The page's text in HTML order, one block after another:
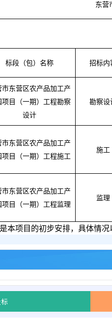
东营
标段（包）名称 招标内
市东营区农产品加工产
项目（一期） 工程勘察
设计
勘察设
市东营区农产品加工产
项目（一期） 工程施工
施工
市东营区农产品加工产
项目（一期）工程监理
监理
本项目的初步安排，具体情